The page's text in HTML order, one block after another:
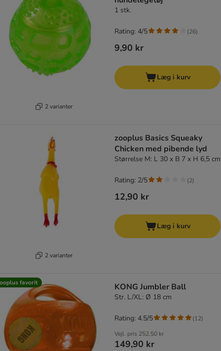
2 varianter
1 stk.
9,90 kr
Rating: 4/5 (26)
Læg i kurv
2 varianter
zooplus Basics Squeaky
Chicken med pibende lyd
Størrelse M: L 30 x B 7 x H 6,5 cm
12,90 kr
Rating: 2/5 (2)
Læg i kurv
favorit KONG Jumbler Ball
Str. L/XL: Ø 18 cm
Vejl. pris 252,50 kr
149,90 kr
Rating: 4.5/5 (12)